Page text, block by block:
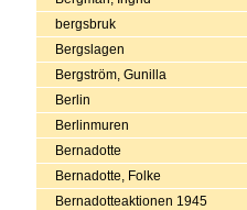
bergsbruk
Bergslagen
Bergström, Gunilla
Berlin
Berlinmuren
Bernadotte
Bernadotte, Folke
Bernadotteaktionen 1945